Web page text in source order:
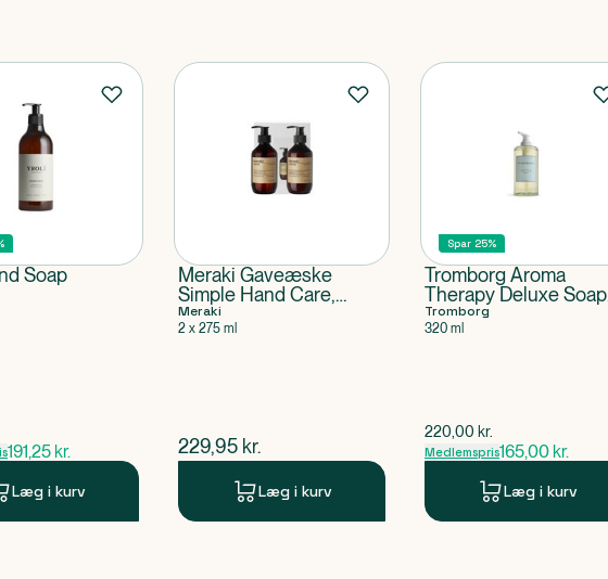
Soap
191,25 kr.
Læg i kurv
Meraki Gaveæske
Simple Hand Care,
Northern Dawn
Meraki
2 x 275 ml
$nuværende pris
229,95 kr.
Læg i kurv
Spar 25%
Tromborg Aroma
Therapy Deluxe Soap
Ginger 20th
Anniversary
Tromborg
320 ml
$gammel pris
220,00 kr.
Medlemspris165,00 kr.
Læg i kurv